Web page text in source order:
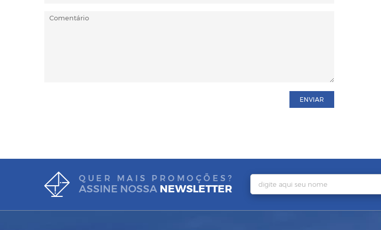
ENVIAR
QUER MAIS PROMOÇÕES?
ASSINE NOSSA NEWSLETTER